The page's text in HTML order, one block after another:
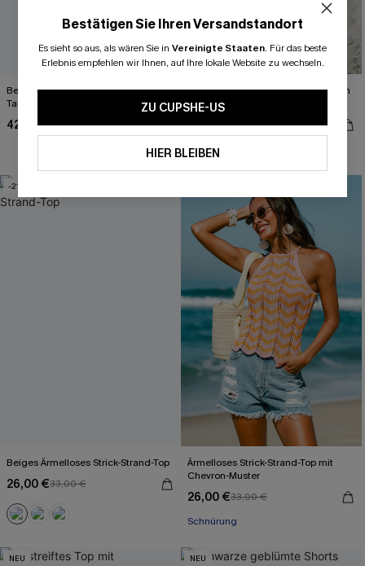
Beiger tropischer Romper mit
Taillenband
42,00 €
Schwarze Stoffhose mit gesmoktem
Bund
34,00 €
High waist
-21%
Beiges Ärmelloses Strick-Strand-Top
26,00 €33,00 €
Ärmelloses Strick-Strand-Top mit
Chevron-Muster
26,00 €33,00 €
Schnürung
NEU NEU
Bestätigen Sie Ihren Versandstandort
Es sieht so aus, als wären Sie in Vereinigte Staaten. Für das beste
Erlebnis empfehlen wir Ihnen, auf Ihre lokale Website zu wechseln.
ZU CUPSHE-US
HIER BLEIBEN